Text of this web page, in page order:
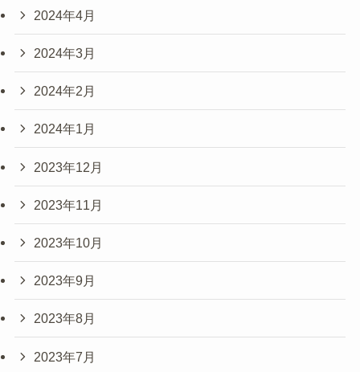
2024年4月
2024年3月
2024年2月
2024年1月
2023年12月
2023年11月
2023年10月
2023年9月
2023年8月
2023年7月